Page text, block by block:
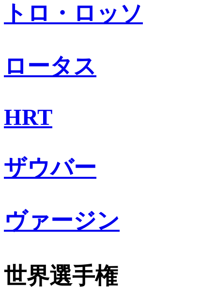
トロ・ロッソ
ロータス
HRT
ザウバー
ヴァージン
世界選手権